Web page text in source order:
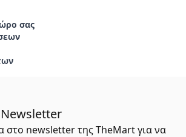
σας
στο newsletter της TheMart για να